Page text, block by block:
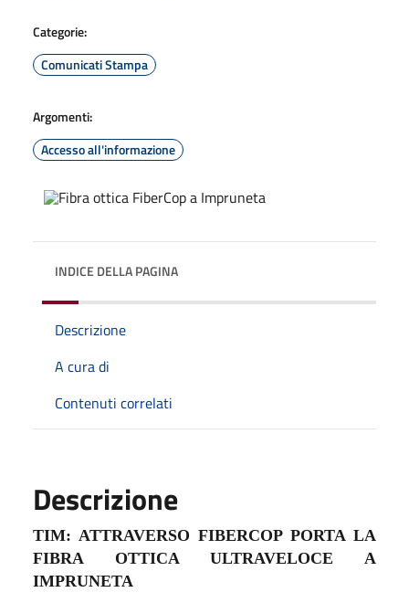
Categorie:
Comunicati Stampa
Argomenti:
Accesso all'informazione
INDICE DELLA PAGINA
Descrizione
A cura di
Contenuti correlati
Descrizione
TIM: ATTRAVERSO FIBERCOP PORTA LA
FIBRA OTTICA ULTRAVELOCE A
IMPRUNETA